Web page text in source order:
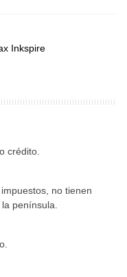
Inkspire
crédito.
no tienen
península.